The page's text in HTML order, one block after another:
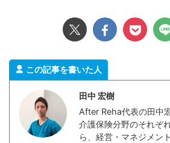
この記事を書いた人
田中 宏樹
After Reha代表の田中
介護保険分野のそれぞ
ら、経営・マネジメン